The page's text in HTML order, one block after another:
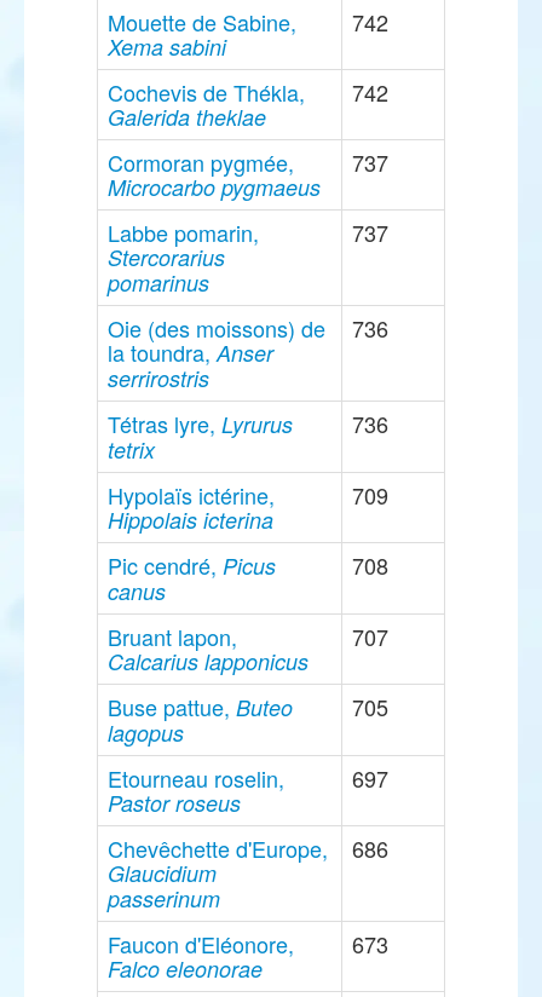
Mouette de Sabine,
Xema sabini
742
Cochevis de Thékla,
Galerida theklae
742
Cormoran pygmée,
Microcarbo pygmaeus
737
Labbe pomarin,
Stercorarius
pomarinus
737
Oie (des moissons) de
la toundra, Anser
serrirostris
736
Tétras lyre, Lyrurus
tetrix
736
Hypolaïs ictérine,
Hippolais icterina
709
Pic cendré, Picus
canus
708
Bruant lapon,
Calcarius lapponicus
707
Buse pattue, Buteo
lagopus
705
Etourneau roselin,
Pastor roseus
697
Chevêchette d'Europe,
Glaucidium
passerinum
686
Faucon d'Eléonore,
Falco eleonorae
673